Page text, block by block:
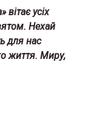
усіх
Нехай
для нас
життя. Миру,